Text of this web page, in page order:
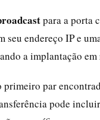
para a porta
seu endereço IP e
a implantação
par
pode